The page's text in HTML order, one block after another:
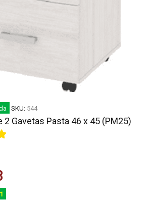
SKU: 544
2 Gavetas Pasta 46 x 45 (PM25)